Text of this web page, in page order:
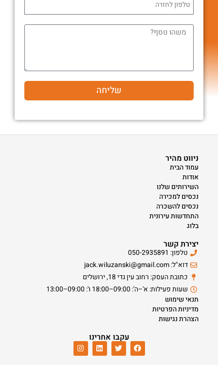
שליחה
ניווט מהיר
עמוד הבית
אודות
השירותים שלנו
נכסים למכירה
נכסים להשכרה
התחדשות עירונית
בלוג
יצירת קשר
טלפון: 050-2935891
דוא"ל: jack.wiluzanski@gmail.com
כתובת העסק: רחוב עין גדי 18, ירושלים
שעות פעילות: א'–ה': 09:00–18:00 ו': 09:00–13:00
תנאי שימוש
מדיניות הפרטיות
הצהרת נגישות
עקבו אחרינו